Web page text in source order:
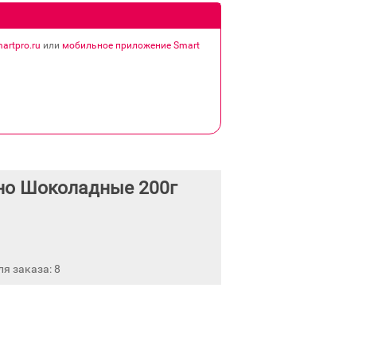
или мобильное приложение Smart
Шоколадные 200г
заказа: 8